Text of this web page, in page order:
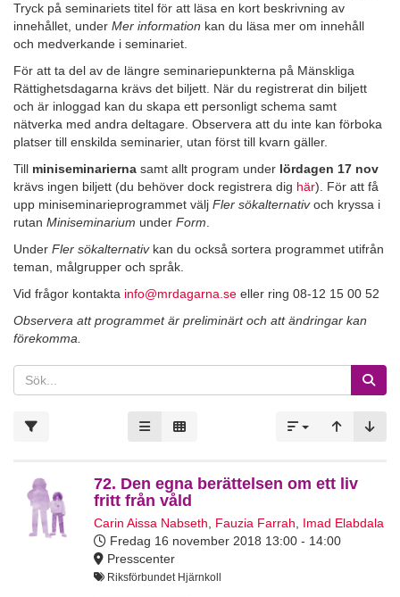
Tryck på seminariets titel för att läsa en kort beskrivning av
innehållet, under Mer information kan du läsa mer om innehåll
och medverkande i seminariet.
För att ta del av de längre seminariepunkterna på Mänskliga
Rättighetsdagarna krävs det biljett. När du registrerat din biljett
och är inloggad kan du skapa ett personligt schema samt
nätverka med andra deltagare. Observera att du inte kan förboka
platser till enskilda seminarier, utan först till kvarn gäller.
Till miniseminarierna samt allt program under lördagen 17 nov
krävs ingen biljett (du behöver dock registrera dig här). För att få
upp miniseminarieprogrammet välj Fler sökalternativoch kryssa i
rutan Miniseminarium under Form
Under Fler sökalternativ kan du också sortera programmet utifrån
teman, målgrupper och språk.
Vid frågor kontakta info@mrdagarna.se eller ring 08-12 15 00 52
Observera att programmet är preliminärt och att ändringar kan
förekomma.
72. Den egna berättelsen om ett liv
fritt från våld
Carin Aissa Nabseth Fauzia Farrah
Imad Elabdala
Fredag 16 november 2018 13:00 - 14:00
Presscenter
Riksförbundet Hjärnkoll